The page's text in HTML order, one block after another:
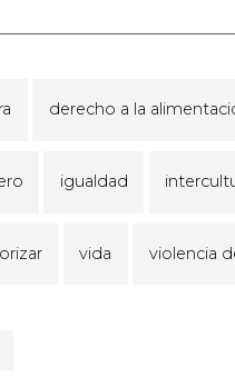
derecho a la
igualdad
vida violencia